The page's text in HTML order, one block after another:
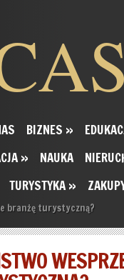
BIZNES »
» NAUKA
TURYSTYKA »
branżę turystyczną?